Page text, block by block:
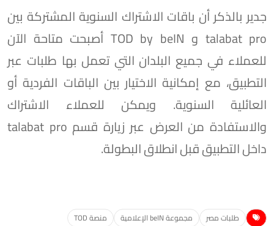
جدير بالذكر أن باقات الاشتراك السنوية المشتركة بين
talabat pro و TOD by beIN أصبحت متاحة الآن
للعملاء في جميع البلدان التي تعمل بها طلبات عبر
التطبيق، مع إمكانية الاختيار بين الباقات الفردية أو
العائلية السنوية. ويمكن للعملاء الاشتراك
والاستفادة من العرض عبر زيارة قسم talabat pro
داخل التطبيق قبل انطلاق البطولة.
طلبات مصر مجموعة beIN الإعلامية منصة TOD